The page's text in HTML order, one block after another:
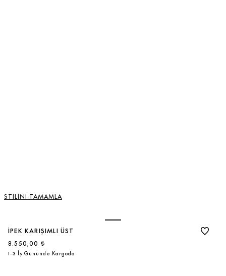
STİLİNİ TAMAMLA
İPEK KARIŞIMLI ÜST
8.550,00 ₺
1-3 İş Gününde Kargoda